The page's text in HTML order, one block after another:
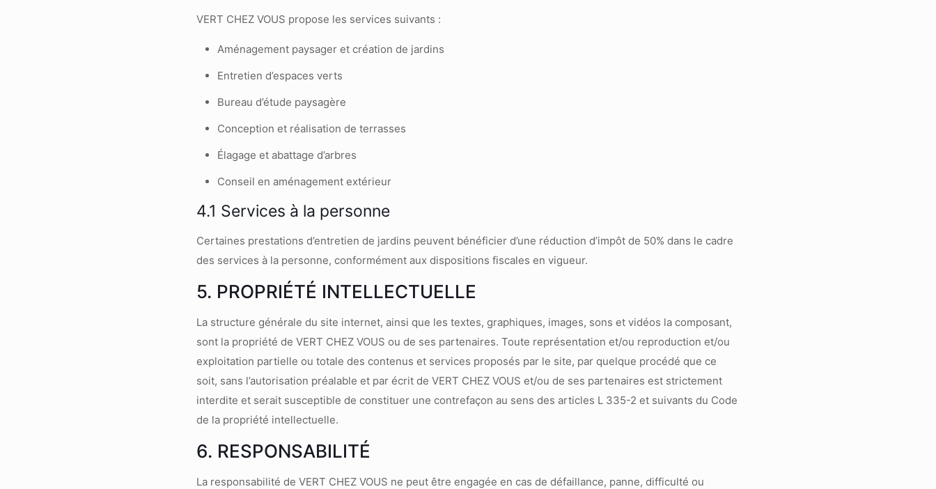
VERT CHEZ VOUS propose les services suivants :
Aménagement paysager et création de jardins
Entretien d’espaces verts
Bureau d’étude paysagère
Conception et réalisation de terrasses
Élagage et abattage d’arbres
Conseil en aménagement extérieur
4.1 Services à la personne
Certaines prestations d’entretien de jardins peuvent bénéficier d’une réduction d’impôt de 50% dans le cadre
des services à la personne, conformément aux dispositions fiscales en vigueur.
5. PROPRIÉTÉ INTELLECTUELLE
La structure générale du site internet, ainsi que les textes, graphiques, images, sons et vidéos la composant,
sont la propriété de VERT CHEZ VOUS ou de ses partenaires. Toute représentation et/ou reproduction et/ou
exploitation partielle ou totale des contenus et services proposés par le site, par quelque procédé que ce
soit, sans l’autorisation préalable et par écrit de VERT CHEZ VOUS et/ou de ses partenaires est strictement
interdite et serait susceptible de constituer une contrefaçon au sens des articles L 335-2 et suivants du Code
de la propriété intellectuelle.
6. RESPONSABILITÉ
La responsabilité de VERT CHEZ VOUS ne peut être engagée en cas de défaillance, panne, difficulté ou